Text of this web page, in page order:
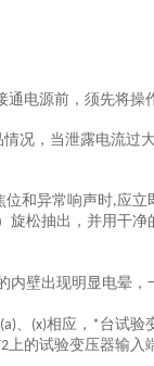
通电源前，须先将操
况，当泄露电流过
位和异常响声时,应立
旋松抽出，并用干
壁出现明显电晕
(a)、 (x)相应， *台试验
上的试验变压器输入